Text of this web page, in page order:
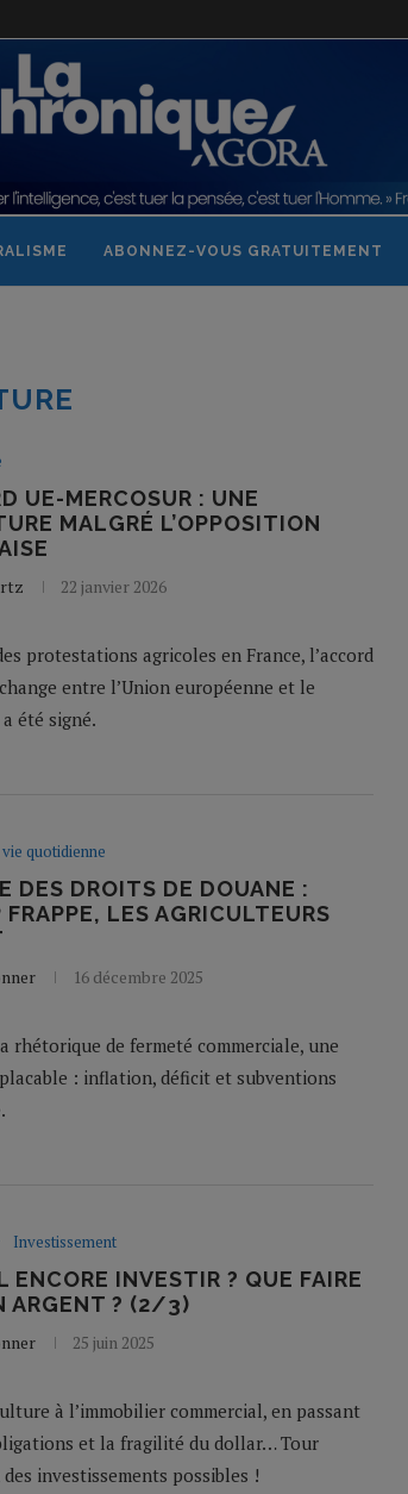
ABONNEZ-VOUS GRATUITEMENT
UE-MERCOSUR : UNE
MALGRÉ L’OPPOSITION
22 janvier 2026
protestations agricoles en France, l’accord
entre l’Union européenne et le
été signé.
quotidienne
DES DROITS DE DOUANE :
FRAPPE, LES AGRICULTEURS
16 décembre 2025
rhétorique de fermeté commerciale, une
: inflation, déficit et subventions
Investissement
ENCORE INVESTIR ? QUE FAIRE
ARGENT ? (2/3)
25 juin 2025
à l’immobilier commercial, en passant
et la fragilité du dollar… Tour
investissements possibles !